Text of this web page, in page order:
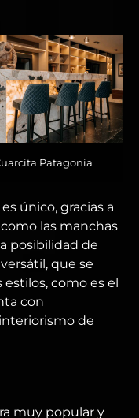
Patagonia
único, gracias a
las manchas
posibilidad de
que se
como es el
con
de
muy popular y